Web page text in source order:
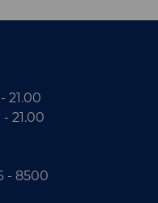
21.00
21.00
- 8500